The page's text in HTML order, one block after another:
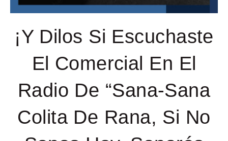
¡Y Dilos Si Escuchaste
El Comercial En El
Radio De “Sana-Sana
Colita De Rana, Si No